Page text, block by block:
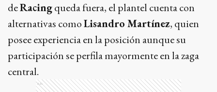
deRacingqueda fuera, el plantel cuenta con
alternativas comoLisandro Martínez, quien
posee experiencia en la posición aunque su
participación se perfila mayormente en la zaga
central.
Ads